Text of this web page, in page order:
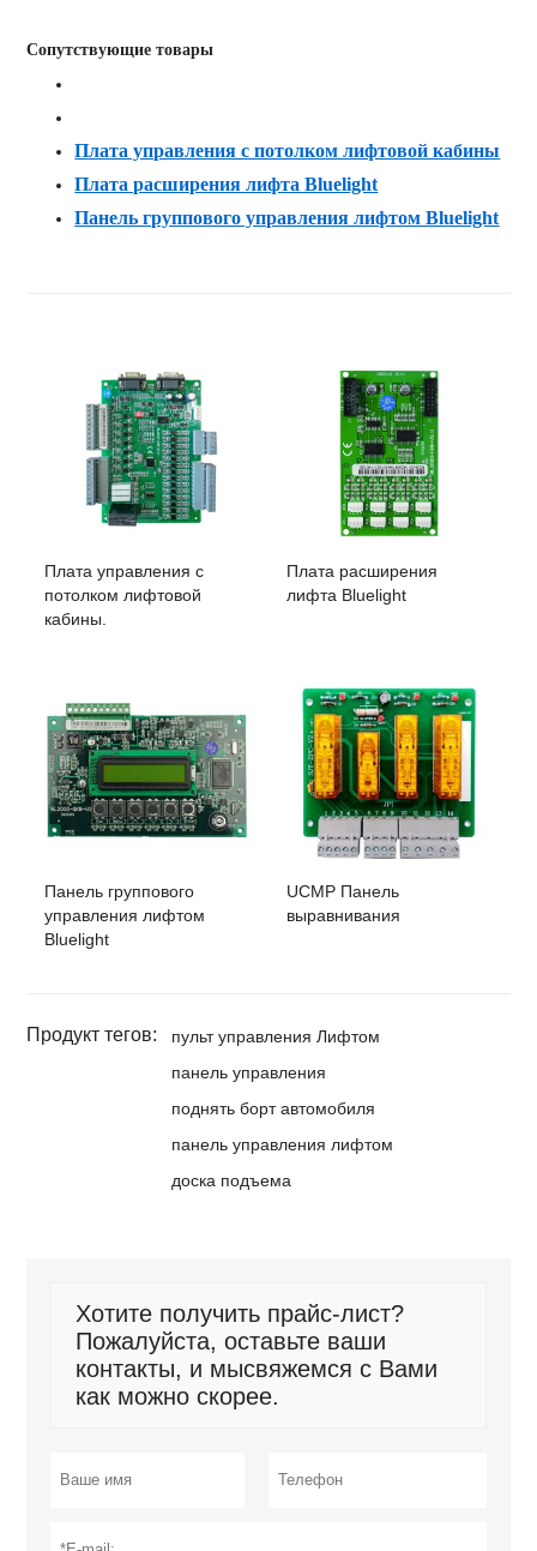
Сопутствующие товары
Плата управления с потолком лифтовой кабины
Плата расширения лифта Bluelight
Панель группового управления лифтом Bluelight
Плата управления с
потолком лифтовой
кабины.
Плата расширения
лифта Bluelight
Панель группового
управления лифтом
Bluelight
UCMP Панель
выравнивания
Продукт тегов:
пульт управления Лифтом
панель управления
поднять борт автомобиля
панель управления лифтом
доска подъема
Хотите получить прайс-лист?
Пожалуйста, оставьте ваши
контакты, и мысвяжемся с Вами
как можно скорее.